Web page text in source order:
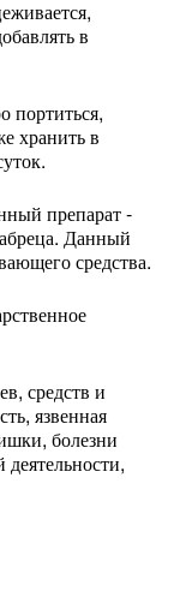
в
портиться,
хранить в
препарат -
Данный
средства.
средств и
язвенная
болезни